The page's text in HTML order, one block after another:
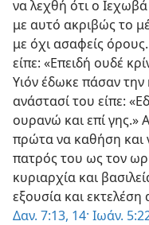
να λεχθή ότι ο
με αυτό ακριβώς το
με όχι ασαφείς
είπε: «Επειδή ουδέ
Υιόν έδωκε πάσαν την
ανάστασί του είπε:
ουρανώ και επί γης.»
πρώτα να καθήση και
πατρός του ως τον
κυριαρχία και
εξουσία και
Δαν. 7:13, 14· Ιωάν.